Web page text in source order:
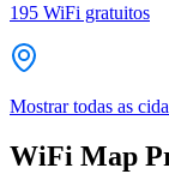
195 WiFi gratuitos
Mostrar todas as
WiFi Map